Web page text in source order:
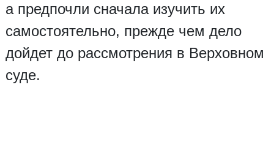
а предпочли сначала изучить их
самостоятельно, прежде чем дело
дойдет до рассмотрения в Верховном
суде.